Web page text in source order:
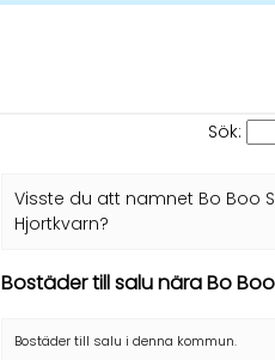
Sök:
Visste du att namnet Bo Boo
Hjortkvarn?
Bostäder till salu nära Bo
Bostäder till salu i denna kommun.